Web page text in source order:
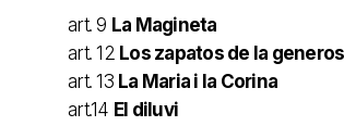
art. 9 La Magineta
art. 12 Los zapatos de la
art. 13 La Maria i la Corina
art.14 El diluvi